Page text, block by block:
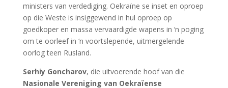
ministers van verdediging. Oekraïne se inset en oproep
op die Weste is insiggewend in hul oproep op
goedkoper en massa vervaardigde wapens in ‘n poging
om te oorleef in ‘n voortslepende, uitmergelende
oorlog teen Rusland.
Serhiy Goncharov, die uitvoerende hoof van die
Nasionale Vereniging van Oekraïense